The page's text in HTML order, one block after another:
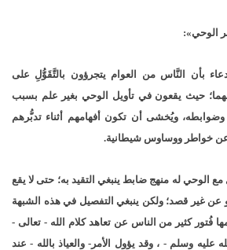
الوحي»:
بأن النَّاس من العوام يتجرؤون بالتَّقَوُّلِ على
حيث يقعون في تأويل الوحي بغير علم بسبب
وضوابطه، ويُخشى أن تكون أفهامهم أثناء تدبُّرهم
خواطر ووساوس شيطانية.
الوحي له منهج ضابط ينبغي التقيد به؛ حتى لا يقع
عن غير قصد؛ ولكن ينبغي التفصيل في هذه الشبهة
فُتور كثير من الناس عن تعاهد كلام الله - تعالى -
وسلم - ، وقد يؤول الأمر- والعياذ بالله - عند